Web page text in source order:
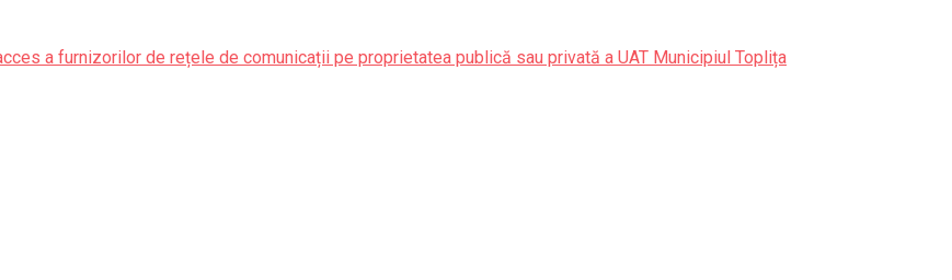
a furnizorilor de rețele de comunicații pe proprietatea publică sau privată a UAT Municipiul Toplița